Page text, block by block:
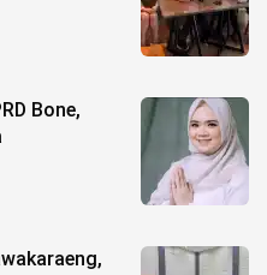
Bone,